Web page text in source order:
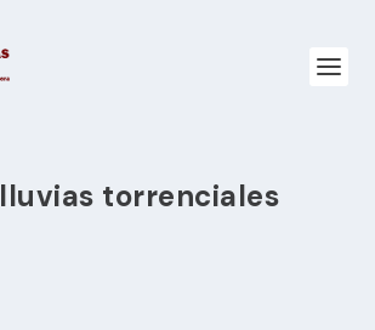
lluvias torrenciales